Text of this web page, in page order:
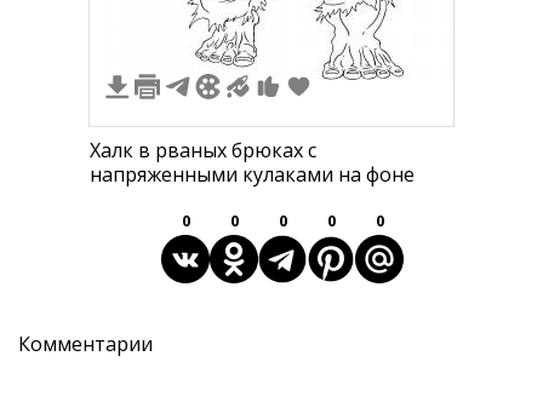
Халк в рваных брюках с
напряженными кулаками на фоне
0 0 0 0 0
Комментарии